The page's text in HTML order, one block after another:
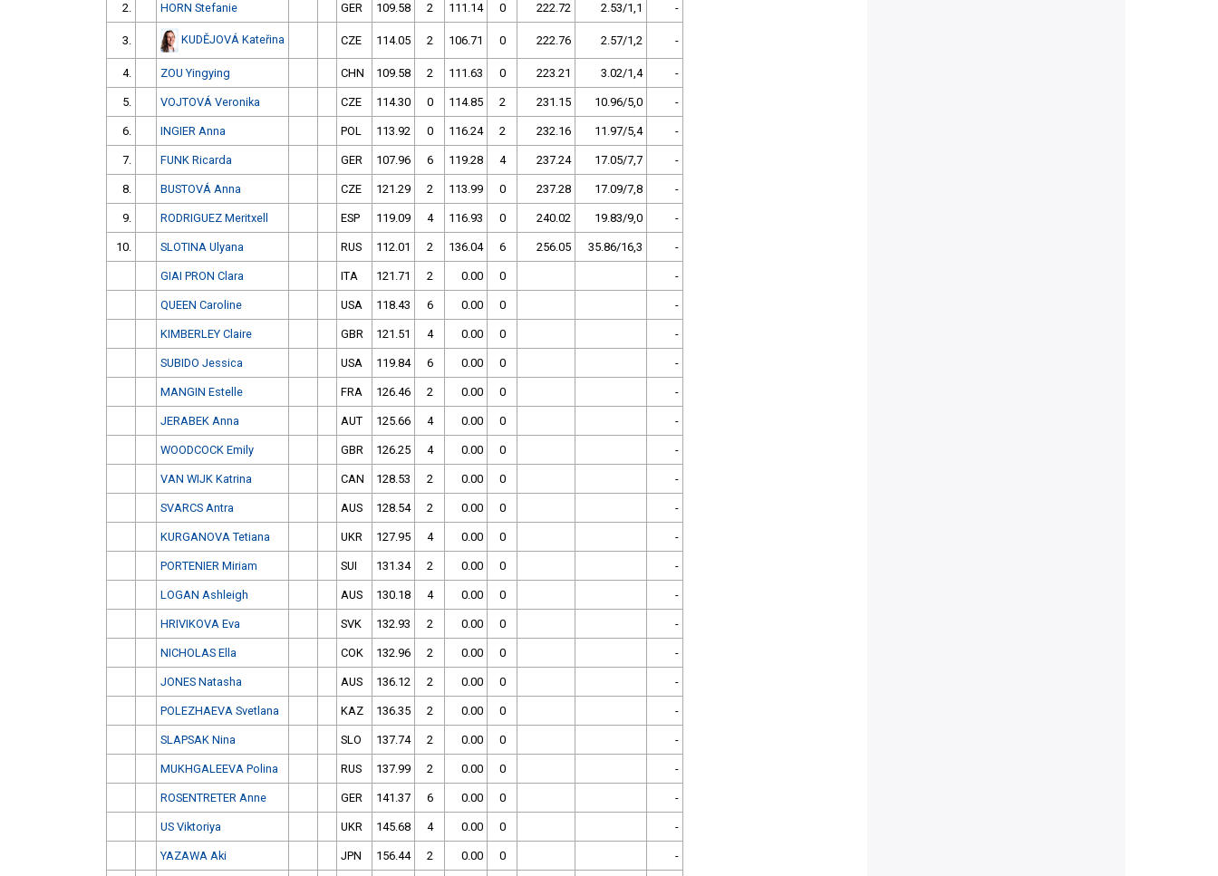
2. HORN Stefanie GER 109.58 2 111.14 0 222.72 2.53/1,1 -
3. KUDĚJOVÁ Kateřina CZE 114.05 2 106.71 0 222.76 2.57/1,2 -
4. ZOU Yingying CHN 109.58 2 111.63 0 223.21 3.02/1,4 -
5. VOJTOVÁ Veronika CZE 114.30 0 114.85 2 231.15 10.96/5,0 -
6. INGIER Anna POL 113.92 0 116.24 2 232.16 11.97/5,4 -
7. FUNK Ricarda GER 107.96 6 119.28 4 237.24 17.05/7,7 -
8. BUSTOVÁ Anna CZE 121.29 2 113.99 0 237.28 17.09/7,8 -
9. RODRIGUEZ Meritxell ESP 119.09 4 116.93 0 240.02 19.83/9,0 -
10. SLOTINA Ulyana RUS 112.01 2 136.04 6 256.05 35.86/16,3 -
GIAI PRON Clara ITA 121.71 2 0.00 0 -
QUEEN Caroline USA 118.43 6 0.00 0 -
KIMBERLEY Claire GBR 121.51 4 0.00 0 -
SUBIDO Jessica USA 119.84 6 0.00 0 -
MANGIN Estelle FRA 126.46 2 0.00 0 -
JERABEK Anna AUT 125.66 4 0.00 0 -
WOODCOCK Emily GBR 126.25 4 0.00 0 -
VAN WIJK Katrina CAN 128.53 2 0.00 0 -
SVARCS Antra AUS 128.54 2 0.00 0 -
KURGANOVA Tetiana UKR 127.95 4 0.00 0 -
PORTENIER Miriam SUI 131.34 2 0.00 0 -
LOGAN Ashleigh AUS 130.18 4 0.00 0 -
HRIVIKOVA Eva SVK 132.93 2 0.00 0 -
NICHOLAS Ella COK 132.96 2 0.00 0 -
JONES Natasha AUS 136.12 2 0.00 0 -
POLEZHAEVA Svetlana KAZ 136.35 2 0.00 0 -
SLAPSAK Nina SLO 137.74 2 0.00 0 -
MUKHGALEEVA Polina RUS 137.99 2 0.00 0 -
ROSENTRETER Anne GER 141.37 6 0.00 0 -
US Viktoriya UKR 145.68 4 0.00 0 -
YAZAWA Aki JPN 156.44 2 0.00 0 -